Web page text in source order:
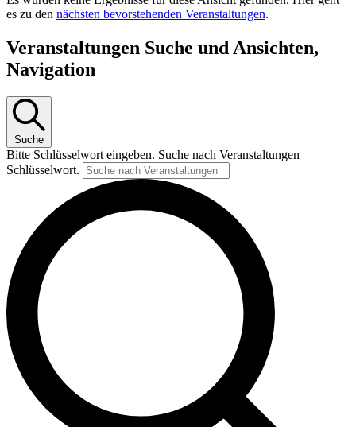
es zu den nächsten bevorstehenden Veranstaltungen.
Veranstaltungen Suche und Ansichten,
Navigation
Suche
Bitte Schlüsselwort eingeben. Suche nach Veranstaltungen
Schlüsselwort.